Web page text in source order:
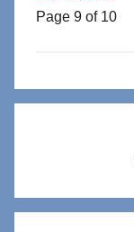
Page 9 of 10